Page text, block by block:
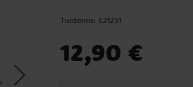
Tuotenro: L21251
12,90 €